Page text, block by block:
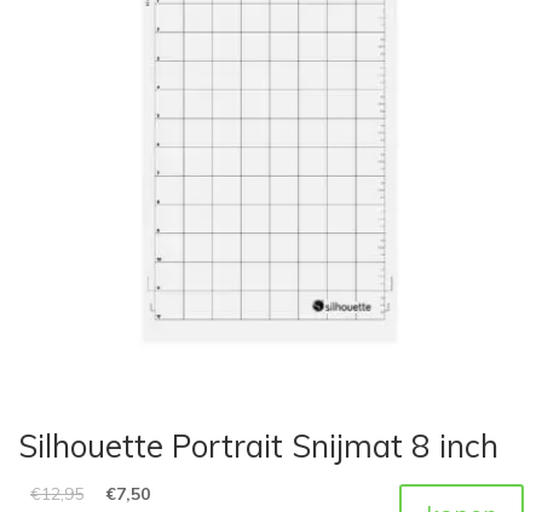
Silhouette Portrait Snijmat 8 inch
€12,95 €7,50